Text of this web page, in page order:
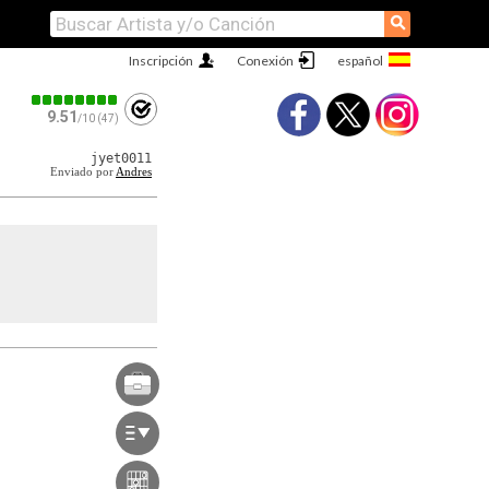
⚲
Conexión
Inscripción
9.51 /10 (47)
jyet0011
Enviado por Andres